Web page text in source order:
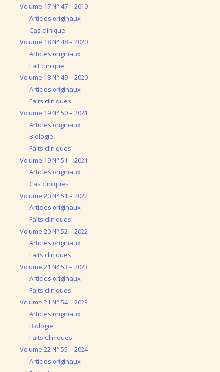
Volume 17 N° 47 – 2019
Articles originaux
Cas clinique
Volume 18 N° 48 – 2020
Articles originaux
Fait clinique
Volume 18 N° 49 – 2020
Articles originaux
Faits cliniques
Volume 19 N° 50 – 2021
Articles originaux
Biologie
Faits cliniques
Volume 19 N° 51 – 2021
Articles originaux
Cas cliniques
Volume 20 N° 51 – 2022
Articles originaux
Faits cliniques
Volume 20 N° 52 – 2022
Articles originaux
Faits cliniques
Volume 21 N° 53 – 2023
Articles originaux
Faits cliniques
Volume 21 N° 54 – 2023
Articles originaux
Biologie
Faits Cliniques
Volume 22 N° 55 – 2024
Articles originaux